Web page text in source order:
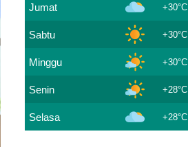
Jumat +30°C
Sabtu +30°C
Minggu +30°C
Senin +28°C
Selasa +28°C